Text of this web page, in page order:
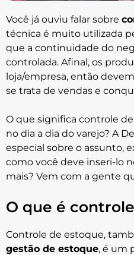
Você já ouviu falar sobre
técnica é muito utilizada
que a continuidade do
controlada. Afinal, os
loja/empresa, então
se trata de vendas e
O que significa controle
no dia a dia do varejo? A
especial sobre o assunto,
como você deve inseri-lo
mais? Vem com a gente
O que é
Controle de estoque,
gestão de estoque, é um